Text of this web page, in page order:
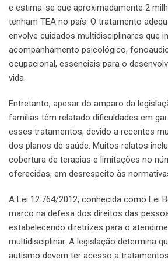
e estima-se que aproximadamente 2
tenham TEA no país. O tratamento
envolve cuidados multidisciplinares que
acompanhamento psicológico,
ocupacional, essenciais para o
vida.
Entretanto, apesar do amparo da
famílias têm relatado dificuldades em
esses tratamentos, devido a recentes
dos planos de saúde. Muitos relatos
cobertura de terapias e limitações no
oferecidas, em desrespeito às
A Lei 12.764/2012, conhecida como Lei
marco na defesa dos direitos das
estabelecendo diretrizes para o
multidisciplinar. A legislação determina
autismo devem ter acesso a